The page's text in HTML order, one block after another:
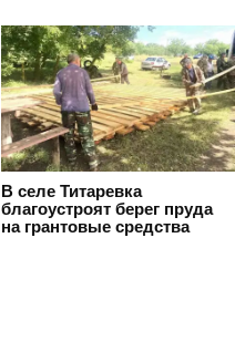
В селе Титаревка
благоустроят берег пруда
на грантовые средства